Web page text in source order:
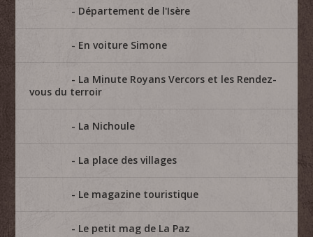
Département de l'Isère
En voiture Simone
La Minute Royans Vercors et les Rendez-
vous du terroir
La Nichoule
La place des villages
Le magazine touristique
Le petit mag de La Paz